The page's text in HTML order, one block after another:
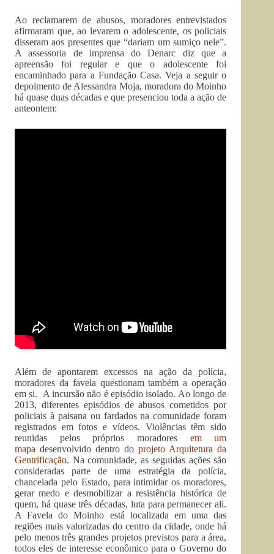
Ao reclamarem de abusos, moradores entrevistados
afirmaram que, ao levarem o adolescente, os policiais
disseram aos presentes que “dariam um sumiço nele”.
A assessoria de imprensa do Denarc diz que a
apreensão foi regular e que o adolescente foi
encaminhado para a Fundação Casa. Veja a seguir o
depoimento de Alessandra Moja, moradora do Moinho
há quase duas décadas e que presenciou toda a ação de
anteontem:
Além de apontarem excessos na ação da polícia,
moradores da favela questionam também a operação
em si. A incursão não é episódio isolado. Ao longo de
2013, diferentes episódios de abusos cometidos por
policiais à paisana ou fardados na comunidade foram
registrados em fotos e vídeos. Violências têm sido
reunidas pelos próprios moradoresem um
mapa desenvolvido dentro doprojeto Arquitetura da
Gentrificação. Na comunidade, as seguidas ações são
consideradas parte de uma estratégia da polícia,
chancelada pelo Estado, para intimidar os moradores,
gerar medo e desmobilizar a resistência histórica de
quem, há quase três décadas, luta para permanecer ali.
A Favela do Moinho está localizada em uma das
regiões mais valorizadas do centro da cidade, onde há
pelo menos três grandes projetos previstos para a área,
todos eles de interesse econômico para o Governo do